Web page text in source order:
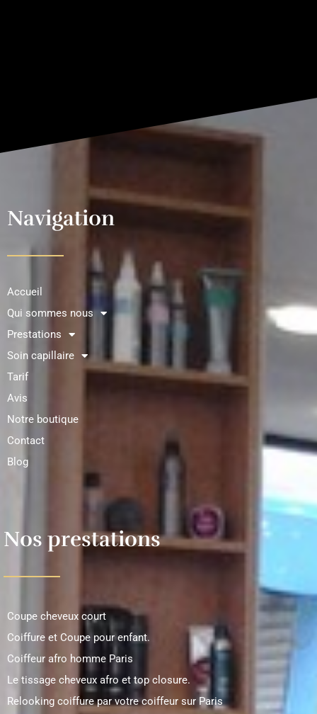
Navigation
Accueil
Qui sommes nous
Prestations
Soin capillaire
Tarif
Avis
Notre boutique
Contact
Blog
Nos prestations
Coupe cheveux court
Coiffure et Coupe pour enfant.
Coiffeur afro homme Paris
Le tissage cheveux afro et top closure.
Relooking coiffure par votre coiffeur sur Paris